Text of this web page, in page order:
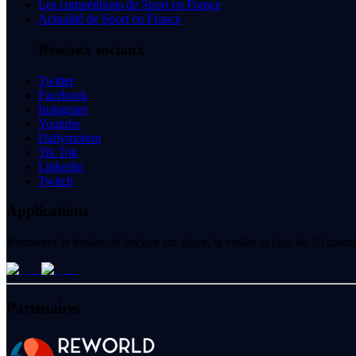
Les compétitions de Sport en France
Actualité de Sport en France
Réseaux sociaux
Twitter
Facebook
Instagram
Youtube
Dailymotion
Tik Tok
Linkedin
Twitch
Applications
Retrouvez le basket, le hockey sur glace, le volley et plus de 70
Partenaires